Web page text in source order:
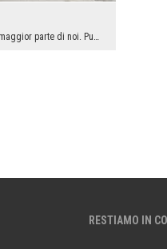
Il verde è il colore amato dalla maggior parte di noi. Può rilassarci e calmarci, ci porta molto ...
RESTIAMO IN